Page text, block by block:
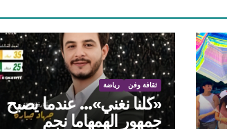
ثقافة وفن رياضة
«كلنا نغني»… عندما يصبح
جمهور الهمهاما نجم